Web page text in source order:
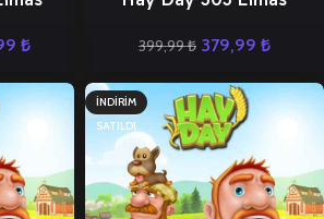
₺ 399,99₺ 379,99 ₺
İNDIRIM
SATILDI